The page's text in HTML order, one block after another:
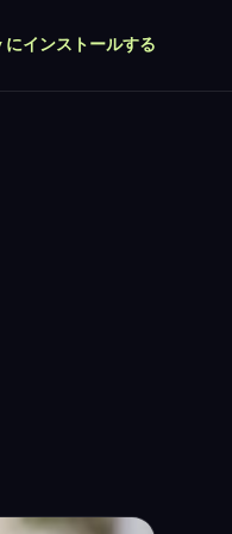
インストールする